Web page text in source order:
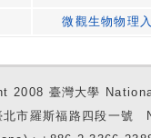
微觀生物物理
2008 臺灣大學
北市羅斯福路四段一